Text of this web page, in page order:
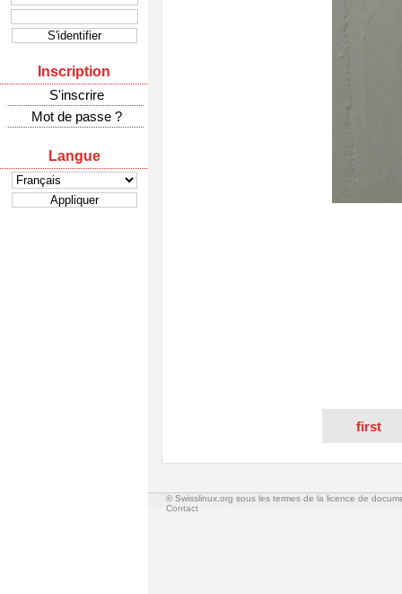
Inscription
S'inscrire
Mot de passe ?
Langue
first
© Swisslinux.org sous les termes de la licence de
Contact